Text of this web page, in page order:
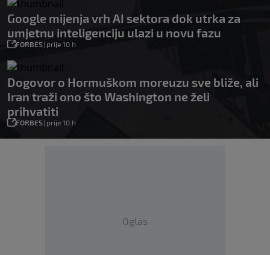
Google mijenja vrh AI sektora dok utrka za
umjetnu inteligenciju ulazi u novu fazu
FORBES| prije 10 h
Dogovor o Hormuškom moreuzu sve bliže, ali
Iran traži ono što Washington ne želi
prihvatiti
FORBES| prije 10 h
Oglas